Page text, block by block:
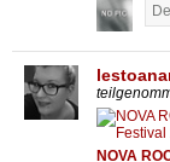
NOVA